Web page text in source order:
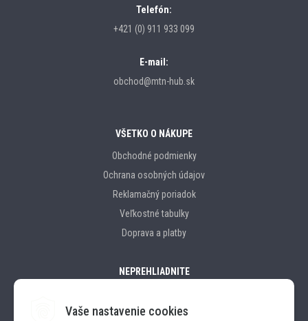
Vaše nastavenie cookies
Telefón:
+421 (0) 911 933 099
E-mail:
obchod@mtn-hub.sk
VŠETKO O NÁKUPE
Obchodné podmienky
Ochrana osobných údajov
Reklamačný poriadok
Veľkostné tabulky
Doprava a platby
NEPREHLIADNITE